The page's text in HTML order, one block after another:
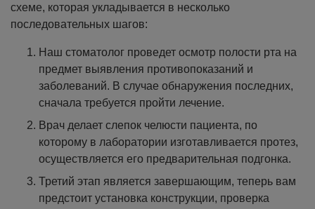
схеме, которая укладывается в несколько
последовательных шагов:
Наш стоматолог проведет осмотр полости рта на
предмет выявления противопоказаний и
заболеваний. В случае обнаружения последних,
сначала требуется пройти лечение.
Врач делает слепок челюсти пациента, по
которому в лаборатории изготавливается протез,
осуществляется его предварительная подгонка.
Третий этап является завершающим, теперь вам
предстоит установка конструкции, проверка